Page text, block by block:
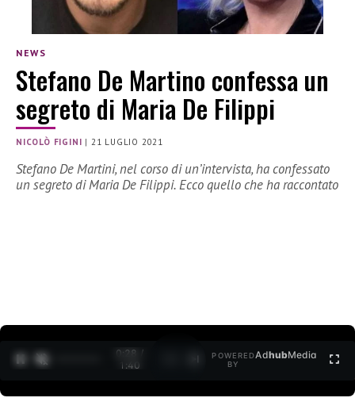
NEWS
Stefano De Martino confessa un
segreto di Maria De Filippi
NICOLÒ FIGINI | 21 LUGLIO 2021
Stefano De Martini, nel corso di un’intervista, ha confessato
un segreto di Maria De Filippi. Ecco quello che ha raccontato
0:28 /
1:40
POWERED
BY
AdhubMedia